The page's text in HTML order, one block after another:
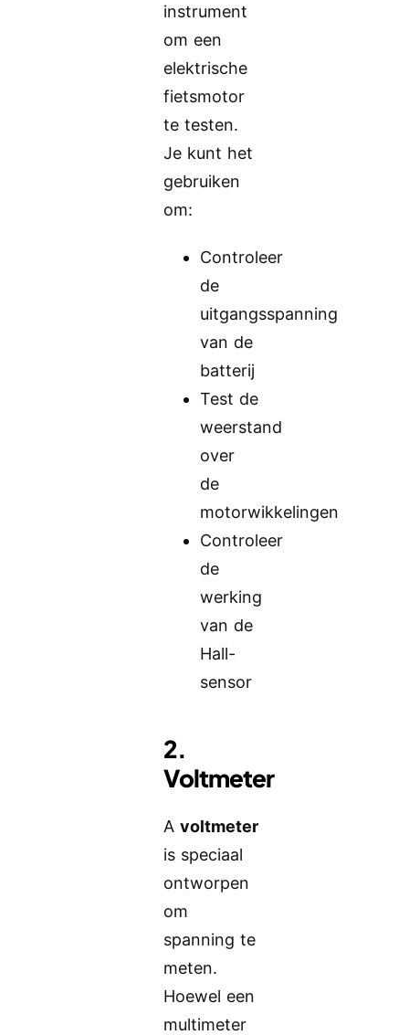
instrument
om een
elektrische
fietsmotor
te testen.
Je kunt het
gebruiken
om:
Controleer
de
uitgangsspanning
van de
batterij
Test de
weerstand
over
de
motorwikkelingen
Controleer
de
werking
van de
Hall-
sensor
2.
Voltmeter
Avoltmeter
is speciaal
ontworpen
om
spanning te
meten.
Hoewel een
multimeter